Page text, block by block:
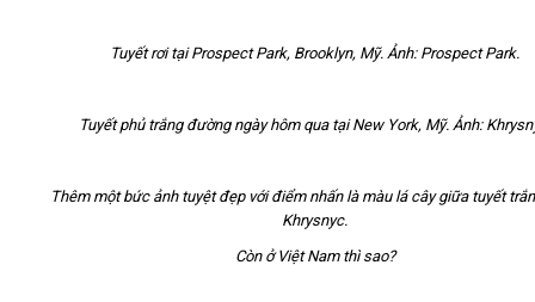
Tuyết rơi tại Prospect Park, Brooklyn, Mỹ. Ảnh: Prospect Park.
Tuyết phủ trắng đường ngày hôm qua tại New York, Mỹ. Ảnh:
Thêm một bức ảnh tuyệt đẹp với điểm nhấn là màu lá cây giữa tuyết
Khrysnyc.
Còn ở Việt Nam thì sao?